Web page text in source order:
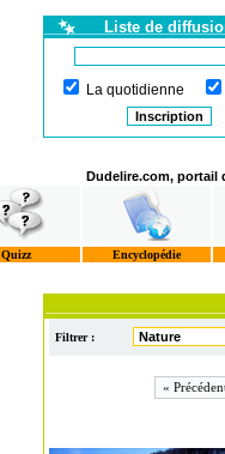
Liste de
La quotidienne
Dudelire.com, portail
Quizz Encyclopédie
Filtrer :
«